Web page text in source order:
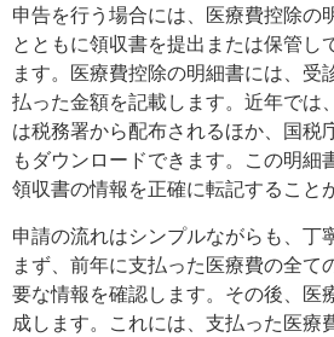
申告を行う場合には、医療費控除の
とともに領収書を提出または保管し
ます。医療費控除の明細書には、受
払った金額を記載します。近年では
は税務署から配布されるほか、国税
もダウンロードできます。この明細
領収書の情報を正確に転記すること
申請の流れはシンプルながらも、丁
まず、前年に支払った医療費の全て
要な情報を確認します。その後、医
成します。これには、支払った医療